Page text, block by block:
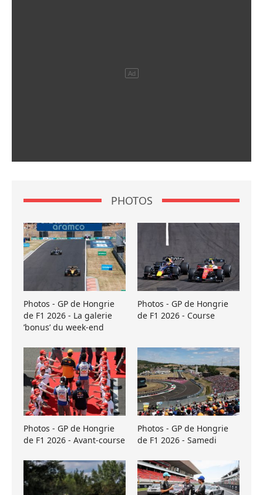
PHOTOS
Photos - GP de Hongrie
de F1 2026 - La galerie
’bonus’ du week-end
Photos - GP de Hongrie
de F1 2026 - Course
Photos - GP de Hongrie
de F1 2026 - Avant-course
Photos - GP de Hongrie
de F1 2026 - Samedi